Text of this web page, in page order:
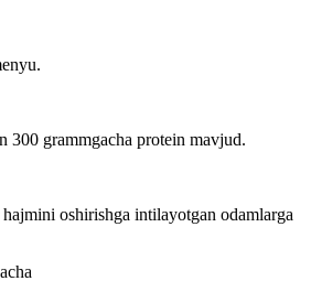
300 grammgacha protein mavjud.
oshirishga intilayotgan odamlarga